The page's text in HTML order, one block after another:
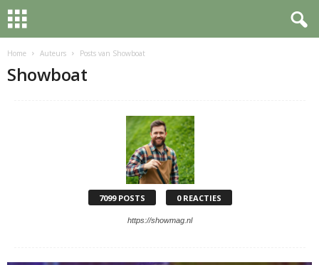
Home Auteurs Posts van Showboat
Showboat
7099 POSTS 0 REACTIES
https://showmag.nl